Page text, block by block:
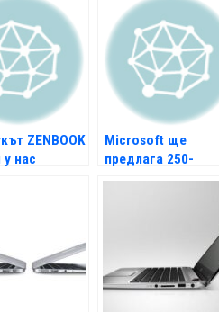
ZENBOOK
нас
Microsoft ще
предлага 250-
доларови